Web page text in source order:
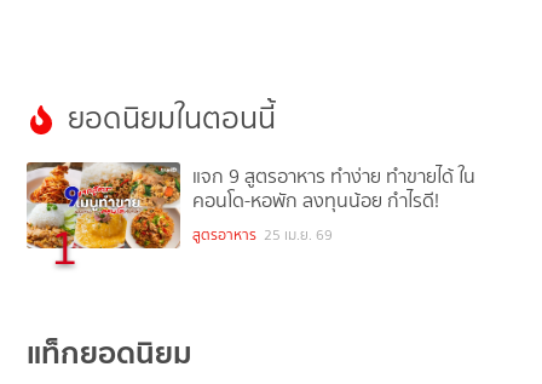
ยอดนิยมในตอนนี้
1
แจก 9 สูตรอาหาร ทำง่าย ทำขายได้ ใน
คอนโด-หอพัก ลงทุนน้อย กำไรดี!
สูตรอาหาร 25 เม.ย. 69
แท็กยอดนิยม